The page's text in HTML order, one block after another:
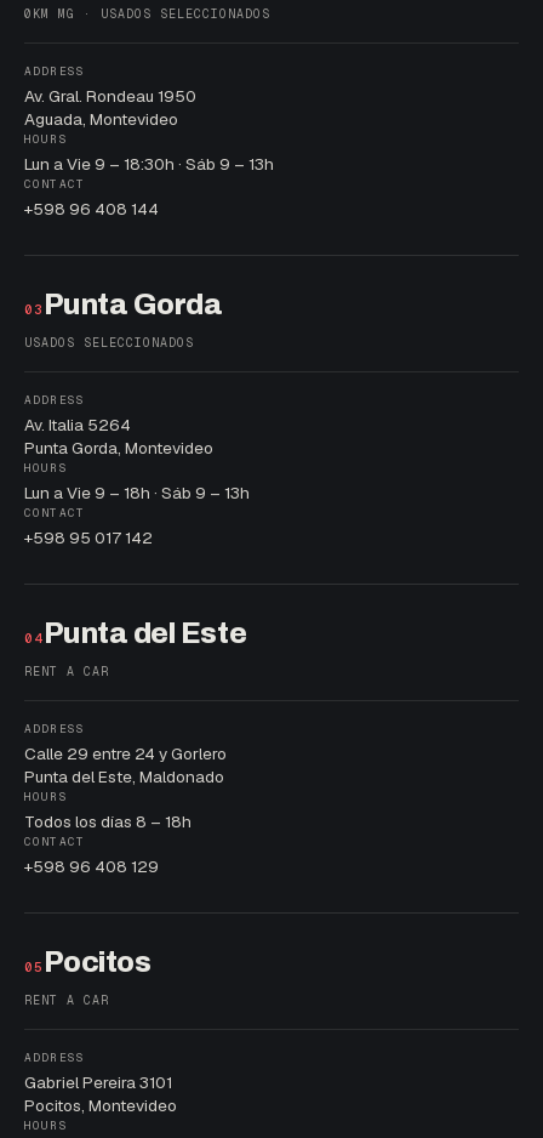
0KM MG · USADOS SELECCIONADOS
ADDRESS
Av. Gral. Rondeau 1950
Aguada, Montevideo
HOURS
Lun a Vie 9 – 18:30h · Sáb 9 – 13h
CONTACT
+598 96 408 144
03 Punta Gorda
USADOS SELECCIONADOS
ADDRESS
Av. Italia 5264
Punta Gorda, Montevideo
HOURS
Lun a Vie 9 – 18h · Sáb 9 – 13h
CONTACT
+598 95 017 142
04 Punta del Este
RENT A CAR
ADDRESS
Calle 29 entre 24 y Gorlero
Punta del Este, Maldonado
HOURS
Todos los días 8 – 18h
CONTACT
+598 96 408 129
05 Pocitos
RENT A CAR
ADDRESS
Gabriel Pereira 3101
Pocitos, Montevideo
HOURS